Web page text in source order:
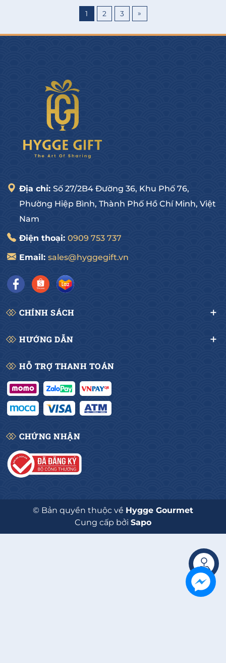
1 2 3 »
Địa chỉ: Số 27/2B4 Đường 36, Khu Phố 76,
Phường Hiệp Bình, Thành Phố Hồ Chí Minh, Việt
Nam
Điện thoại: 0909 753 737
Email: sales@hyggegift.vn
CHÍNH SÁCH
HƯỚNG DẪN
HỖ TRỢ THANH TOÁN
CHỨNG NHẬN
© Bản quyền thuộc về Hygge Gourmet
Cung cấp bởi Sapo
Liên hệ